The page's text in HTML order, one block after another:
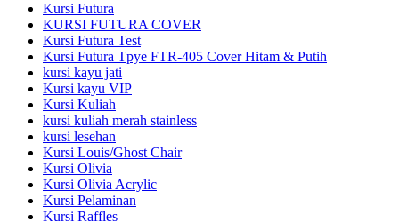
Kursi Futura
KURSI FUTURA COVER
Kursi Futura Test
Kursi Futura Tpye FTR-405 Cover Hitam & Putih
kursi kayu jati
Kursi kayu VIP
Kursi Kuliah
kursi kuliah merah stainless
kursi lesehan
Kursi Louis/Ghost Chair
Kursi Olivia
Kursi Olivia Acrylic
Kursi Pelaminan
Kursi Raffles